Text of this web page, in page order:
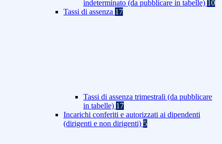
indeterminato (da pubblicare in tabelle) 10
Tassi di assenza 17
Tassi di assenza trimestrali (da pubblicare
in tabelle) 17
Incarichi conferiti e autorizzati ai dipendenti
(dirigenti e non dirigenti) 5